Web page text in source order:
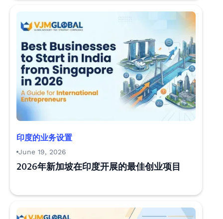
印度的业务设置
June 19, 2026
2026年新加坡在印度开展的最佳创业项目